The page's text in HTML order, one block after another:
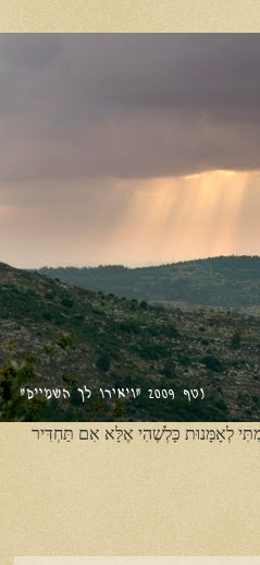
לְאָמָּנוּת כָּלְשֶׁהִי אֶלָּא אִם תַּחְדִּיר